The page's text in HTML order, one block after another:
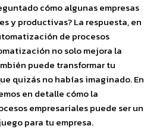
cómo algunas empresas
y productivas? La respuesta, en
de procesos
no solo mejora la
puede transformar tu
quizás no habías imaginado. En
en detalle cómo la
empresariales puede ser un
para tu empresa.